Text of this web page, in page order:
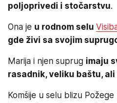
poljoprivedi i stočarstvu.
Ona je u rodnom selu
gde živi sa svojim
Marija i njen suprug imaju
rasadnik, veliku baštu, ali
Komšije u selu blizu